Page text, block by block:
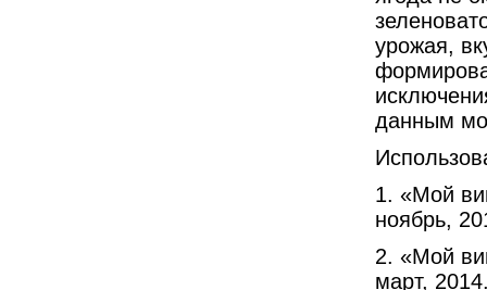
урожая,
данным
1. «Мой
ноябрь,
2. «Мой
март,